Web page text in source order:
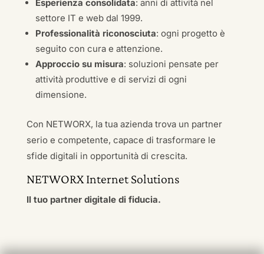
Esperienza consolidata: anni di attività nel
settore IT e web dal 1999.
Professionalità riconosciuta: ogni progetto è
seguito con cura e attenzione.
Approccio su misura: soluzioni pensate per
attività produttive e di servizi di ogni
dimensione.
Con NETWORX, la tua azienda trova un partner
serio e competente, capace di trasformare le
sfide digitali in opportunità di crescita.
NETWORX Internet Solutions
Il tuo partner digitale di fiducia.